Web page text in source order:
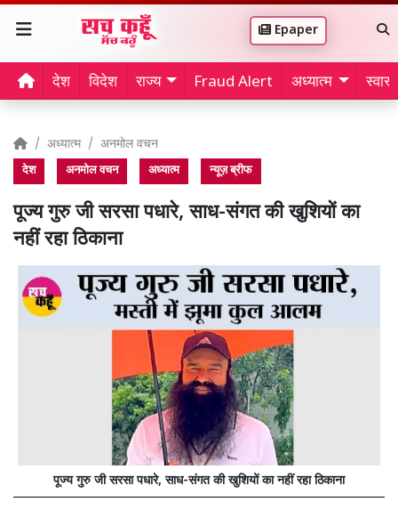
Epaper
देश विदेश राज्य Fraud Alert अध्यात्म
अध्यात्म अनमोल वचन
देश अनमोल वचन अध्यात्म न्यूज़ ब्रीफ
पूज्य गुरु जी सरसा पधारे, साध-संगत की खुशियों का
नहीं रहा ठिकाना
पूज्य गुरु जी सरसा पधारे, साध-संगत की खुशियों का नहीं रहा ठिकाना